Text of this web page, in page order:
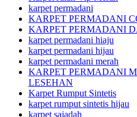
karpet permadani
KARPET PERMADANI
KARPET PERMADANI
karpet permadani hiaju
karpet permadani hijau
karpet permadani merah
KARPET PERMADANI
LESEHAN
Karpet Rumput Sintetis
karpet rumput sintetis hijau
karpet sajadah